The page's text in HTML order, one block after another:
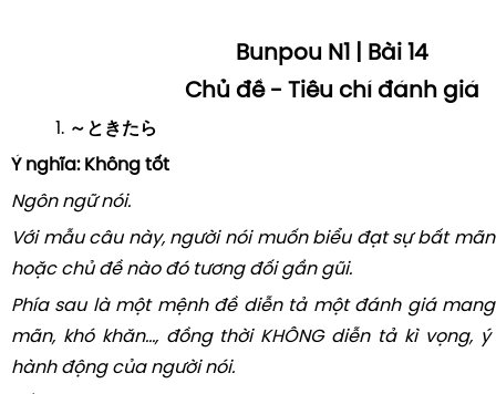
Bunpou N1 | Bài 14
Chủ đề - Tiêu chí đánh giá
1. ～ときたら
Ý nghĩa: Không tốt
Ngôn ngữ nói.
Với mẫu câu này, người nói muốn biểu đạt sự bất
hoặc chủ đề nào đó tương đối gần gũi.
Phía sau là một mệnh đề diễn tả một đánh giá
mãn, khó khăn..., đồng thời KHÔNG diễn tả kì vọng,
hành động của người nói.